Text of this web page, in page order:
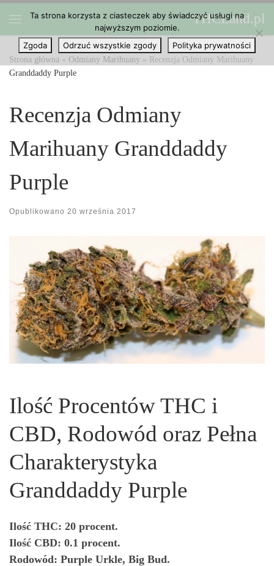
Przejdź do treści THCLand.pl
Strona główna » Odmiany Marihuany » Recenzja Odmiany Marihuany
Granddaddy Purple
Recenzja Odmiany
Marihuany Granddaddy
Purple
Opublikowano 20 września 2017
Ilość Procentów THC i
CBD, Rodowód oraz Pełna
Charakterystyka
Granddaddy Purple
Ilość THC: 20 procent.
Ilość CBD: 0.1 procent.
Rodowód: Purple Urkle, Big Bud.
Ta strona korzysta z ciasteczek aby świadczyć usługi na
najwyższym poziomie.
Zgoda
Odrzuć wszystkie zgody Polityka prywatności